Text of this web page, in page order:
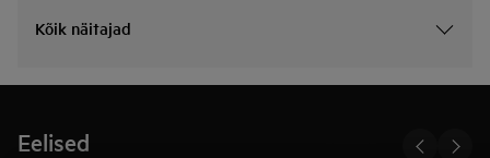
Kõik näitajad
Eelised